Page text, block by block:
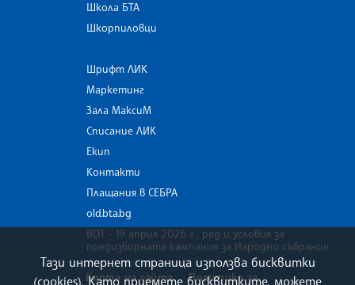
Школа БТА
Шкорпиловци
Шрифт ЛИК
Маркетинг
Зала МаксиМ
Списание ЛИК
Екип
Контакти
Плащания в СЕБРА
old.bta.bg
ВОТ - 19 април 2026 г . ред и условия за
предизборната кампания за Народно събрание
Карта на сайта Политика за
Тази интернет страница използва бисквитки
(cookies). Като приемете бисквитките, можете